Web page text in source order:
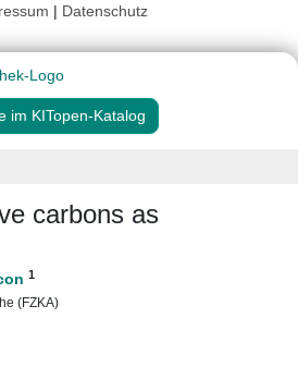
| Datenschutz
im KITopen-Katalog
carbons as
1
(FZKA)